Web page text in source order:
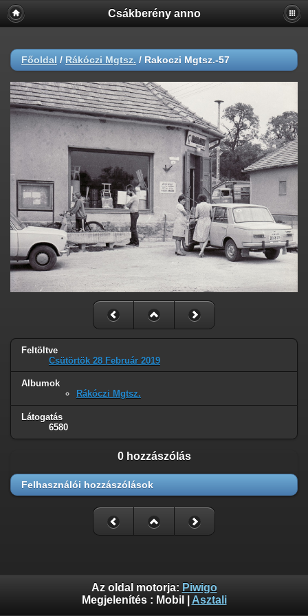
Csákberény anno
Főoldal / Rákóczi Mgtsz. / Rakoczi Mgtsz.-57
Feltöltve
Csütörtök 28 Február 2019
Albumok
Rákóczi Mgtsz.
Látogatás
6580
0 hozzászólás
Felhasználói hozzászólások
Az oldal motorja: Piwigo
Megjelenítés : Mobil Asztali